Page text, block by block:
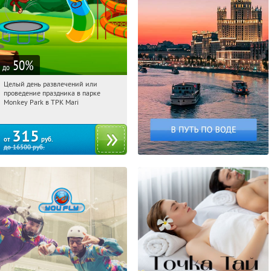
до 50%
16:40:50 Купили:
Братиславская
Целый день развлечений или
проведение праздника в парке
Monkey Park в ТРК Mari
от 315 руб.
до16500руб.